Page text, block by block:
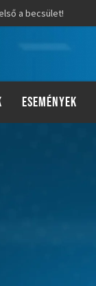
a becsület!
ESEMÉNYEK